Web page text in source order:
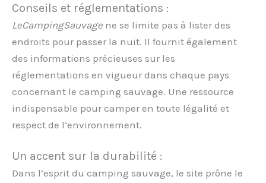
Conseils et réglementations :
LeCampingSauvage ne se limite pas à lister des
endroits pour passer la nuit. Il fournit également
des informations précieuses sur les
réglementations en vigueur dans chaque pays
concernant le camping sauvage. Une ressource
indispensable pour camper en toute légalité et
respect de l’environnement.
Un accent sur la durabilité :
Dans l’esprit du camping sauvage, le site prône le